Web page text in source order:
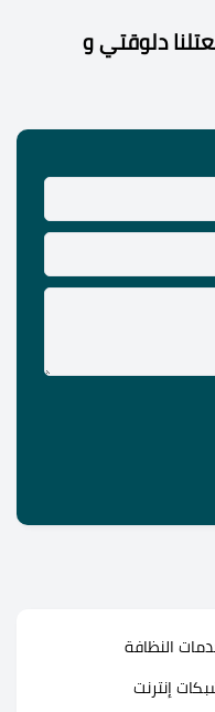
دلوقتي و
النظافة
إنترنت